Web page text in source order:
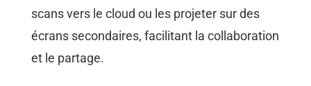
scans vers le cloud ou les projeter sur des
écrans secondaires, facilitant la collaboration
et le partage.